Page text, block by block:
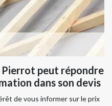
Pierrot peut répondre
dans son devis
de vous informer sur le prix